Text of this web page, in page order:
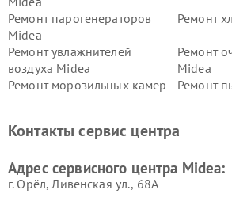
Ремонт парогенераторов
Midea
Ремонт
Ремонт увлажнителей
воздуха Midea
Ремонт
Midea
Ремонт морозильных камер
Ремонт
пылесосов Midea
Midea
Контакты сервис центра
Адрес сервисного центра Midea:
г. Орёл, Ливенская ул., 68А